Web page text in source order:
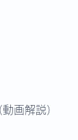
動画解説）